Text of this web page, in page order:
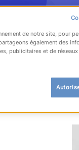
de notre site, pour
également des
publicitaires et de